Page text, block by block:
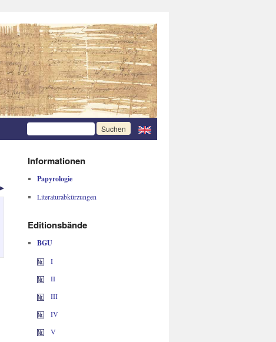
Informationen
Papyrologie
Literaturabkürzungen
Editionsbände
BGU
I
II
III
IV
V